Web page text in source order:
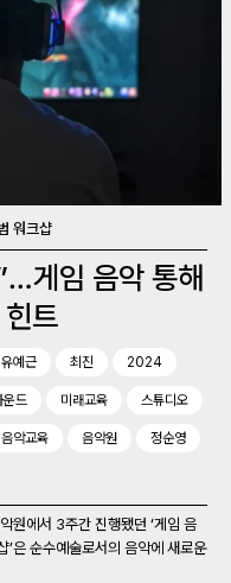
워크샵
게임 음악 통해
트
유예근 최진 2024
운드 미래교육 스튜디오
음악교육 음악원 정순영
원에서 3주간 진행됐던 ‘게임 음
’은 순수예술로서의 음악에 새로운